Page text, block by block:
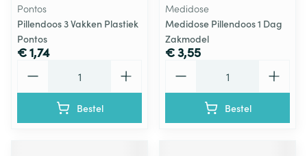
Pontos
Pillendoos 3 Vakken Plastiek
Pontos
€ 1,74
Bestel
Medidose
Medidose Pillendoos 1 Dag
Zakmodel
€ 3,55
Bestel